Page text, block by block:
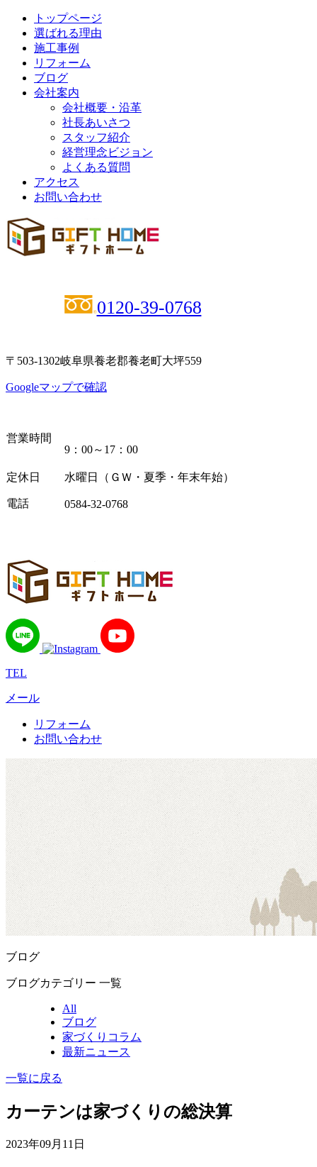
トップページ
選ばれる理由
施工事例
リフォーム
ブログ
会社案内
会社概要・沿革
社長あいさつ
スタッフ紹介
経営理念ビジョン
よくある質問
アクセス
お問い合わせ
0120-39-0768
〒503-1302岐阜県養老郡養老町大坪559
Googleマップで確認
営業時間
9：00～17：00
定休日 水曜日（ＧＷ・夏季・年末年始）
電話 0584-32-0768
TEL
メール
リフォーム
お問い合わせ
ブログ
ブログカテゴリー 一覧
All
ブログ
家づくりコラム
最新ニュース
一覧に戻る
カーテンは家づくりの総決算
2023年09月11日